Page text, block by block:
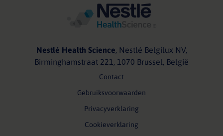
Nestlé Health Science, Nestlé Belgilux NV,
Birminghamstraat 221, 1070 Brussel, België
Contact
Gebruiksvoorwaarden
Privacyverklaring
Cookieverklaring